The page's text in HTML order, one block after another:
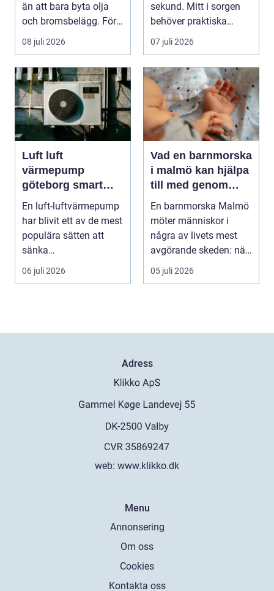
än att bara byta olja
och bromsbelägg. För
många bilägare i oc...
08 juli 2026
sekund. Mitt i sorgen
behöver praktiska
frågor få svar: var ska
b...
07 juli 2026
Luft luft
värmepump
göteborg smart
värme för
kustklimat
En luft-luftvärmepump
har blivit ett av de mest
populära sätten att
sänka
uppvärmningskostnad
er och ...
06 juli 2026
Vad en barnmorska
i malmö kan hjälpa
till med genom
livets olika faser
En barnmorska Malmö
möter människor i
några av livets mest
avgörande skeden: när
en graviditet plane...
05 juli 2026
Adress
web: www.klikko.dk
Menu
Annonsering
Om oss
Cookies
Kontakta oss